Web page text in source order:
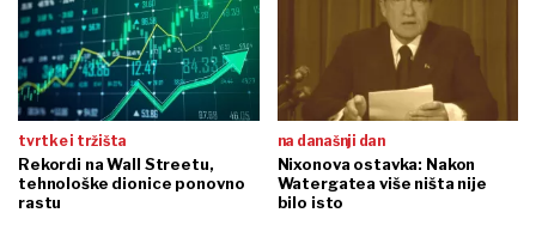
tvrtke i tržišta
Rekordi na Wall Streetu,
tehnološke dionice ponovno
rastu
na današnji dan
Nixonova ostavka: Nakon
Watergatea više ništa nije
bilo isto